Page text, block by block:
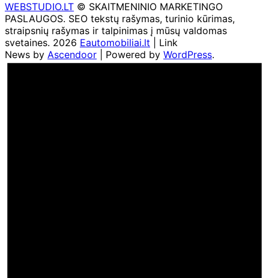
WEBSTUDIO.LT © SKAITMENINIO MARKETINGO
PASLAUGOS. SEO tekstų rašymas, turinio kūrimas,
straipsnių rašymas ir talpinimas į mūsų valdomas
svetaines. 2026 Eautomobiliai.lt | Link
News by Ascendoor | Powered by WordPress.